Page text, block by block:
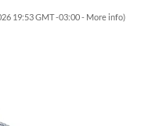
19:53 GMT -03:00 - More info)